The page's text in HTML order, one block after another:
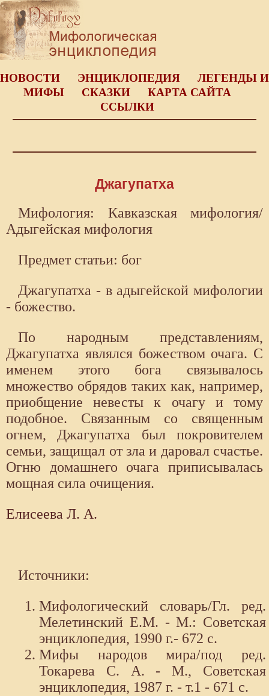
НОВОСТИ ЭНЦИКЛОПЕДИЯ
ЛЕГЕНДЫ И
МИФЫ
СКАЗКИ
КАРТА САЙТА
ССЫЛКИ
Джагупатха
Мифология: Кавказская мифология/
Адыгейская мифология
Предмет статьи: бог
Джагупатха - в адыгейской мифологии
- божество.
По народным представлениям,
Джагупатха являлся божеством очага. С
именем этого бога связывалось
множество обрядов таких как, например,
приобщение невесты к очагу и тому
подобное. Связанным со священным
огнем, Джагупатха был покровителем
семьи, защищал от зла и даровал счастье.
Огню домашнего очага приписывалась
мощная сила очищения.
Елисеева Л. А.
Источники:
Мифологический словарь/Гл. ред.
Мелетинский Е.М. - М.: Советская
энциклопедия, 1990 г.- 672 с.
Мифы народов мира/под ред.
Токарева С. А. - М., Советская
энциклопедия, 1987 г. - т.1 - 671 с.